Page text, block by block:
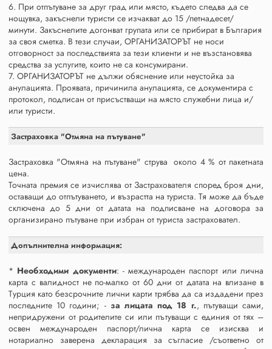
6. При отпътуване за друг град или място, където следва да се
нощувка, закъснели туристи се изчакват до 15 /петнадесет/
минути. Закъснелите догонват групата или се прибират в България
за своя сметка. В тези случаи, ОРГАНИЗАТОРЪТ не носи
отговорност за последствията за тези клиенти и не възстановява
средства за услугите, които не са консумирани.
7. ОРГАНИЗАТОРЪТ не дължи обяснение или неустойка за
анулацията. Проявата, причинила анулацията, се документира с
протокол, подписан от присъстващи на място служебни лица и/
или туристи.
Застраховка "Отмяна на пътуване"
Застраховка "Отмяна на пътуване" струва около 4 % от пакетната
цена.
Точната премия се изчислява от Застрахователя според броя дни,
оставащи до отпътуването, и възрастта на туриста. Тя може да бъде
сключена до 5 дни от датата на подписване на договора за
организирано пътуване при избран от туриста застраховател.
Допълнителна информация:
* Необходими документи: - международен паспорт или лична
карта с валидност не по-малко от 60 дни от датата на влизане в
Турция като безсрочните лични карти трябва да са издадени през
последните 10 години; - за лицата под 18 г., пътуващи сами,
непридружени от родителите си или пътуващи с единия от тях –
освен международен паспорт/лична карта се изисква и
нотариално заверена декларация за съгласие /съответно от